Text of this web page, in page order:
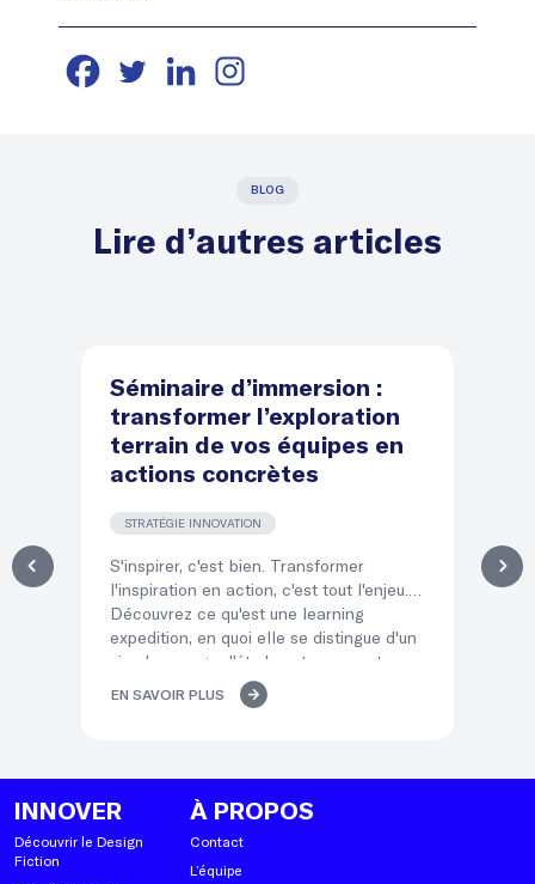
BLOG
Lire d’autres articles
Séminaire d’immersion :
transformer l’exploration
terrain de vos équipes en
actions concrètes
STRATÉGIE INNOVATION
S'inspirer, c'est bien. Transformer
l'inspiration en action, c'est tout l'enjeu.
Découvrez ce qu'est une learning
expedition, en quoi elle se distingue d'un
simple voyage d'études et comment ses
« temps d'atterrissage » transforment
l'immersion de vos équipes en décisions
EN SAVOIR PLUS
INNOVER
Découvrir le Design
Fiction
À PROPOS
Contact
L’équipe